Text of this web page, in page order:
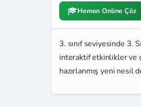
Hemen Online Çöz
3. sınıf seviyesinde 3.
interaktif etkinlikler ve
hazırlanmış yeni nesil